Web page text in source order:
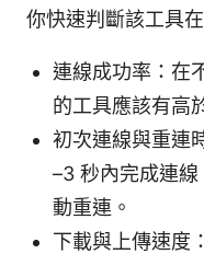
你快速判斷該工具
連線成功率：在
的工具應該有高
初次連線與重連
–3 秒內完成連
動重連。
下載與上傳速度